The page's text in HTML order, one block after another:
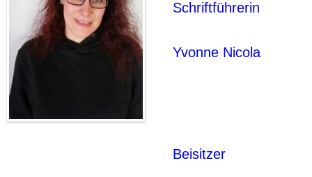
Schriftführerin
Yvonne Nicola
Beisitzer